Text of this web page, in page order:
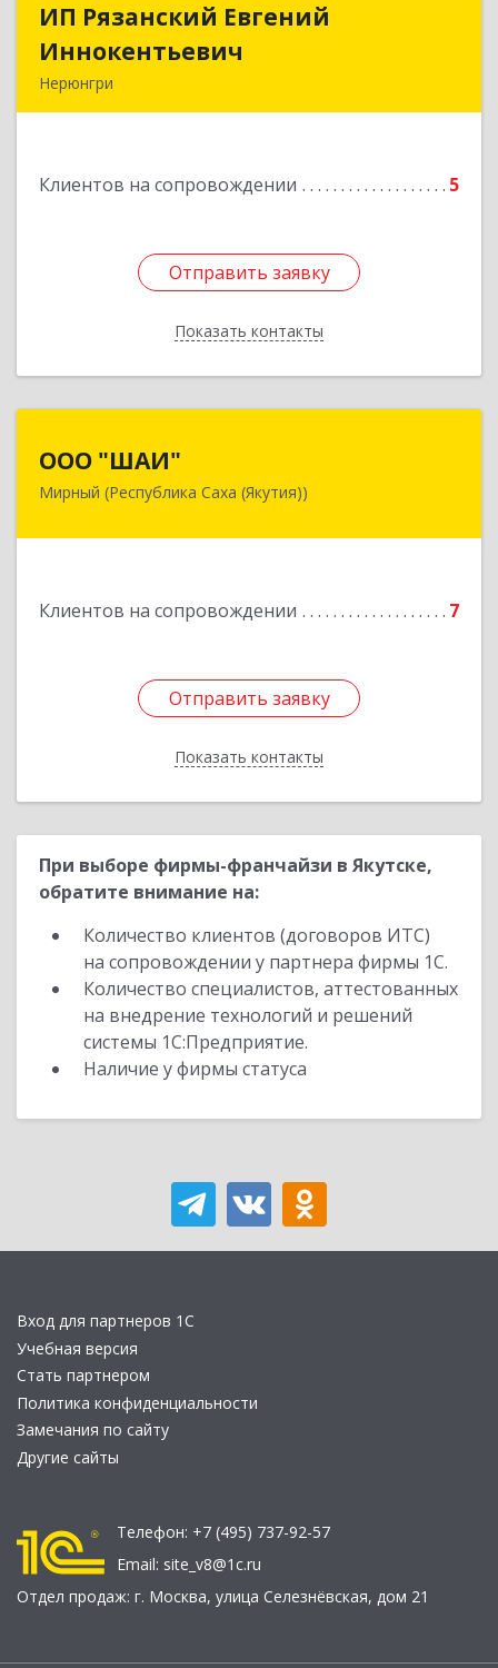
ИП Рязанский Евгений
Иннокентьевич
Нерюнгри
Клиентов на сопровождении 5
Отправить заявку
Показать контакты
ИП Рязанский Евгений
Подробнее
Отправить заявку
Назад
ООО "ШАИ"
Мирный (Республика Саха (Якутия))
Клиентов на сопровождении 7
Отправить заявку
Показать контакты
678175, Республика Саха (Якутия), у.
Подробнее
Отправить заявку
Назад
При выборе фирмы-франчайзи в Якутске,
обратите внимание на:
Количество клиентов (договоров ИТС)
на сопровождении у партнера фирмы 1С.
Количество специалистов, аттестованных
на внедрение технологий и решений
системы 1С:Предприятие.
Наличие у фирмы статуса
Вход для партнеров 1С
Учебная версия
Стать партнером
Политика конфиденциальности
Замечания по сайту
Другие сайты
Телефон: +7 (495) 737-92-57
Email: site_v8@1c.ru
Отдел продаж: г. Москва, улица Селезнёвская, дом 21